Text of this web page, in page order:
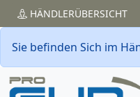
HÄNDLERÜBERSICHT
Sie befinden Sich im